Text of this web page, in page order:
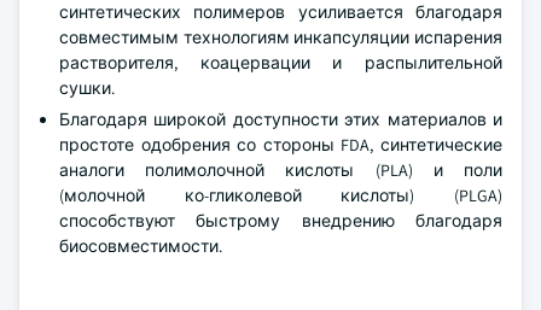
синтетических полимеров усиливается благодаря
совместимым технологиям инкапсуляции испарения
растворителя, коацервации и распылительной
сушки.
Благодаря широкой доступности этих материалов и
простоте одобрения со стороны FDA, синтетические
аналоги полимолочной кислоты (PLA) и поли
(молочной ко-гликолевой кислоты) (PLGA)
способствуют быстрому внедрению благодаря
биосовместимости.